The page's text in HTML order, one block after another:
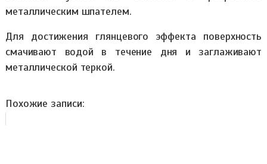
металлическим шпателем.
Для достижения глянцевого эффекта поверхность
смачивают водой в течение дня и заглаживают
металлической теркой.
Похожие записи: